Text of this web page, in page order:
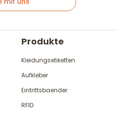
Produkte
Kleidungsetiketten
Aufkleber
Eintrittsbaender
RFID